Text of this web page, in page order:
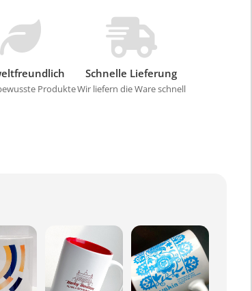
Produkte
Schnelle Lieferung
Wir liefern die Ware schnell